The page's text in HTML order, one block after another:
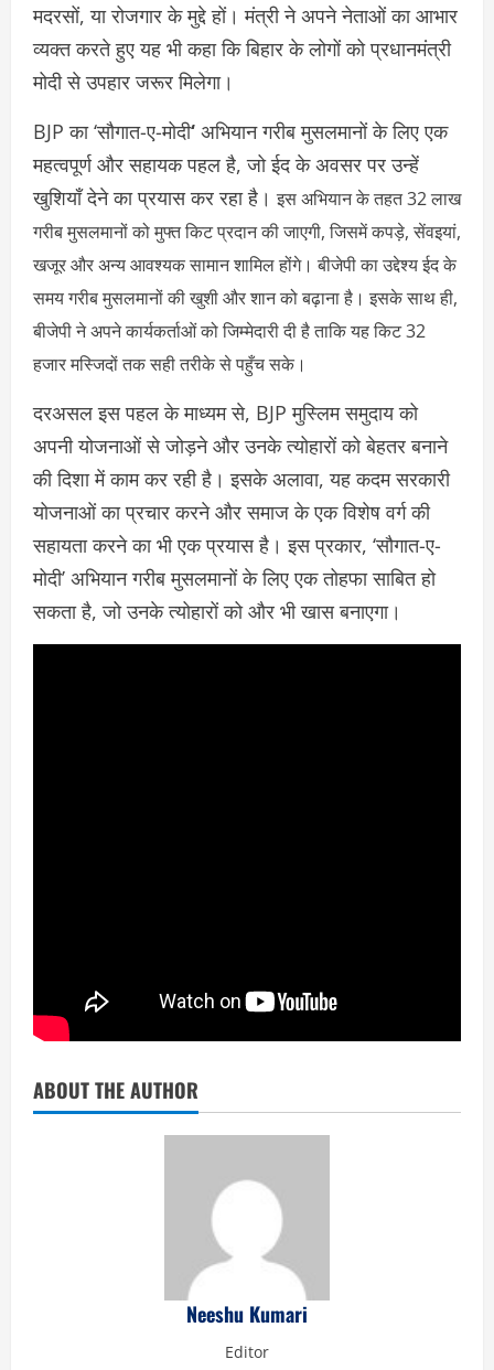
मदरसों, या रोजगार के मुद्दे हों। मंत्री ने अपने नेताओं का आभार
व्यक्त करते हुए यह भी कहा कि बिहार के लोगों को प्रधानमंत्री
मोदी से उपहार जरूर मिलेगा।
BJP का ‘सौगात-ए-मोदी‘ अभियान गरीब मुसलमानों के लिए एक
महत्वपूर्ण और सहायक पहल है, जो ईद के अवसर पर उन्हें
खुशियाँ देने का प्रयास कर रहा है।इस अभियान के तहत 32 लाख
गरीब मुसलमानों को मुफ्त किट प्रदान की जाएगी, जिसमें कपड़े, सेंवइयां,
खजूर और अन्य आवश्यक सामान शामिल होंगे। बीजेपी का उद्देश्य ईद के
समय गरीब मुसलमानों की खुशी और शान को बढ़ाना है। इसके साथ ही,
बीजेपी ने अपने कार्यकर्ताओं को जिम्मेदारी दी है ताकि यह किट 32
हजार मस्जिदों तक सही तरीके से पहुँच सके।
दरअसल इस पहल के माध्यम से, BJP मुस्लिम समुदाय को
अपनी योजनाओं से जोड़ने और उनके त्योहारों को बेहतर बनाने
की दिशा में काम कर रही है। इसके अलावा, यह कदम सरकारी
योजनाओं का प्रचार करने और समाज के एक विशेष वर्ग की
सहायता करने का भी एक प्रयास है। इस प्रकार, ‘सौगात-ए-
मोदी’ अभियान गरीब मुसलमानों के लिए एक तोहफा साबित हो
सकता है, जो उनके त्योहारों को और भी खास बनाएगा।
ABOUT THE AUTHOR
Neeshu Kumari
Editor